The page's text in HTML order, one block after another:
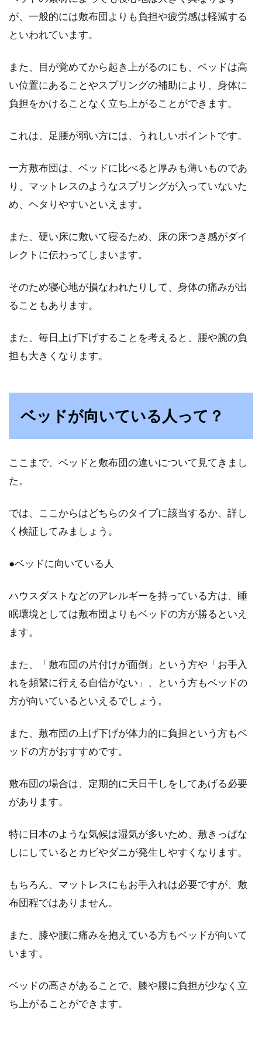
が、一般的には敷布団よりも負担や疲労感は軽減する
といわれています。
また、目が覚めてから起き上がるのにも、ベッドは高
い位置にあることやスプリングの補助により、身体に
負担をかけることなく立ち上がることができます。
これは、足腰が弱い方には、うれしいポイントです。
一方敷布団は、ベッドに比べると厚みも薄いものであ
り、マットレスのようなスプリングが入っていないた
め、ヘタりやすいといえます。
また、硬い床に敷いて寝るため、床の床つき感がダイ
レクトに伝わってしまいます。
そのため寝心地が損なわれたりして、身体の痛みが出
ることもあります。
また、毎日上げ下げすることを考えると、腰や腕の負
担も大きくなります。
ベッドが向いている人って？
ここまで、ベッドと敷布団の違いについて見てきまし
た。
では、ここからはどちらのタイプに該当するか、詳し
く検証してみましょう。
●ベッドに向いている人
ハウスダストなどのアレルギーを持っている方は、睡
眠環境としては敷布団よりもベッドの方が勝るといえ
ます。
また、「敷布団の片付けが面倒」という方や「お手入
れを頻繁に行える自信がない」、という方もベッドの
方が向いているといえるでしょう。
また、敷布団の上げ下げが体力的に負担という方もベ
ッドの方がおすすめです。
敷布団の場合は、定期的に天日干しをしてあげる必要
があります。
特に日本のような気候は湿気が多いため、敷きっぱな
しにしているとカビやダニが発生しやすくなります。
もちろん、マットレスにもお手入れは必要ですが、敷
布団程ではありません。
また、膝や腰に痛みを抱えている方もベッドが向いて
います。
ベッドの高さがあることで、膝や腰に負担が少なく立
ち上がることができます。